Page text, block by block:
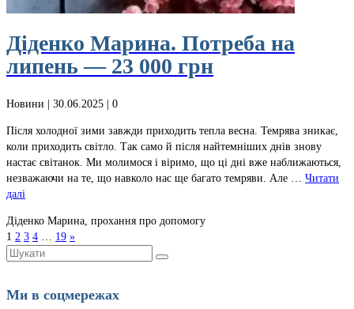
Діденко Марина. Потреба на
липень — 23 000 грн
Новини | 30.06.2025 | 0
Після холодної зими завжди приходить тепла весна. Темрява зникає,
коли приходить світло. Так само й після найтемніших днів знову
настає світанок. Ми молимося і віримо, що ці дні вже наближаються,
незважаючи на те, що навколо нас ще багато темряви. Але … Читати
далі
Діденко Марина, прохання про допомогу
1 2 3 4 19 »
Шукати:
Ми в соцмережах